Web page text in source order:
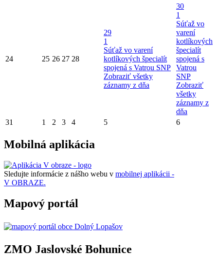
24 25 26 27 28
29
1
Súťaž vo varení
kotlíkových špecialít
spojená s Vatrou SNP
Zobraziť všetky
záznamy z dňa
30
1
Súťaž vo
varení
kotlíkových
špecialít
spojená s
Vatrou
SNP
Zobraziť
všetky
záznamy z
dňa
31
1 2 3 4 5 6
Mobilná aplikácia
Sledujte informácie z nášho webu v mobilnej aplikácii -
V OBRAZE.
Mapový portál
ZMO Jaslovské Bohunice